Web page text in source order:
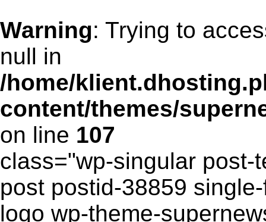
Warning: Trying to
null in
/home/
content/themes/
on line 107
class="wp-singular post-
post postid-38859
logo wp-theme-